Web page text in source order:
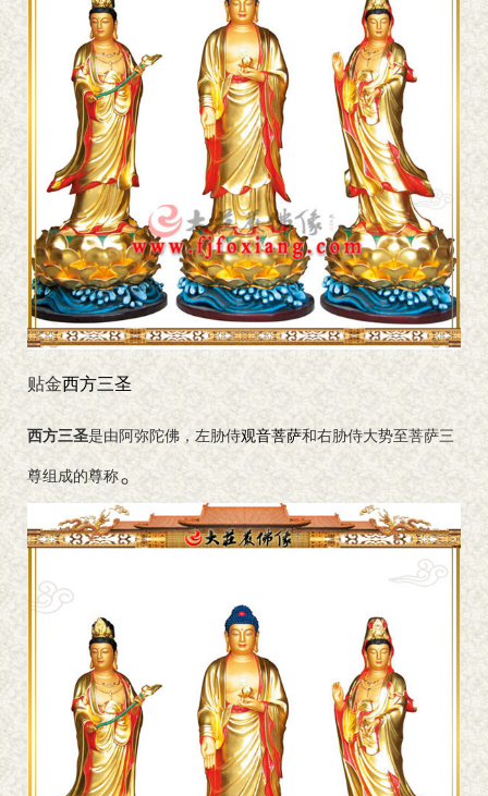
贴金西方三圣
西方三圣是由阿弥陀佛，左胁侍观音菩萨和右胁侍大势至菩萨三
尊组成的尊称。